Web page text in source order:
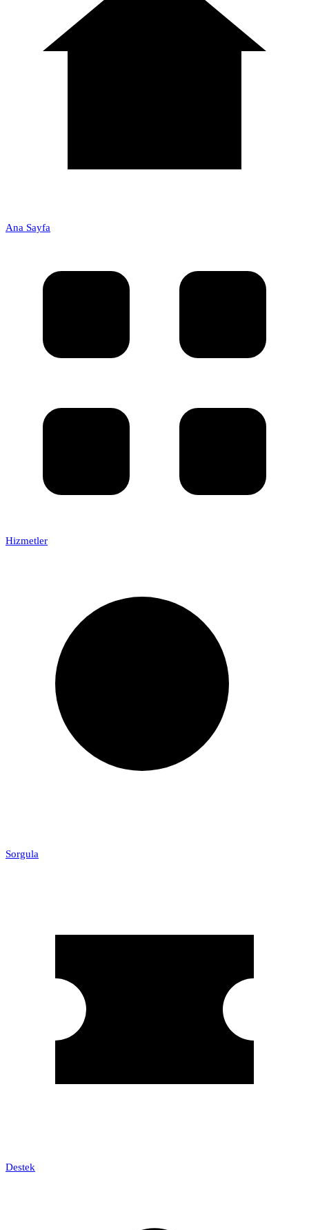
Ana Sayfa
Hizmetler
Sorgula
Destek